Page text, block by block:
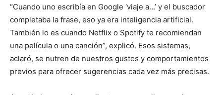
“Cuando uno escribía en Google ‘viaje a…’ y el buscador
completaba la frase, eso ya era inteligencia artificial.
También lo es cuando Netflix o Spotify te recomiendan
una película o una canción”, explicó. Esos sistemas,
aclaró, se nutren de nuestros gustos y comportamientos
previos para ofrecer sugerencias cada vez más precisas.